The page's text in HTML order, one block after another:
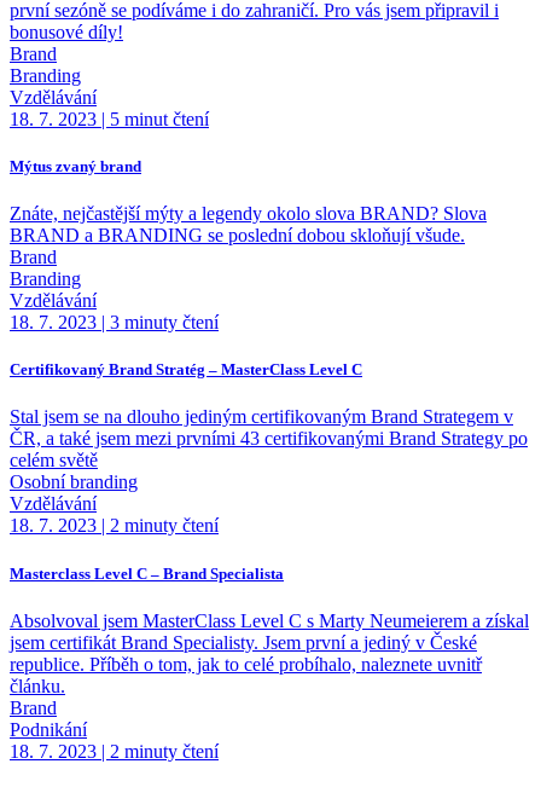
první sezóně se podíváme i do zahraničí. Pro vás jsem připravil i
bonusové díly!
Brand
Branding
Vzdělávání
18. 7. 2023 | 5 minut čtení
Mýtus zvaný brand
Znáte, nejčastější mýty a legendy okolo slova BRAND? Slova
BRAND a BRANDING se poslední dobou skloňují všude.
Brand
Branding
Vzdělávání
18. 7. 2023 | 3 minuty čtení
Certifikovaný Brand Stratég – MasterClass Level C
Stal jsem se na dlouho jediným certifikovaným Brand Strategem v
ČR, a také jsem mezi prvními 43 certifikovanými Brand Strategy po
celém světě
Osobní branding
Vzdělávání
18. 7. 2023 | 2 minuty čtení
Masterclass Level C – Brand Specialista
Absolvoval jsem MasterClass Level C s Marty Neumeierem a získal
jsem certifikát Brand Specialisty. Jsem první a jediný v České
republice. Příběh o tom, jak to celé probíhalo, naleznete uvnitř
článku.
Brand
Podnikání
18. 7. 2023 | 2 minuty čtení